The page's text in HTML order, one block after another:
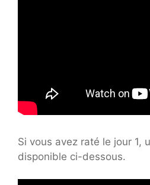
Si vous avez raté le jour 1,
disponible ci-dessous.